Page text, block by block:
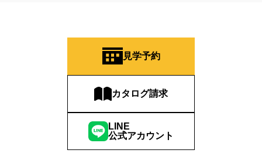
見学予約
カタログ請求
LINE
公式アカウント